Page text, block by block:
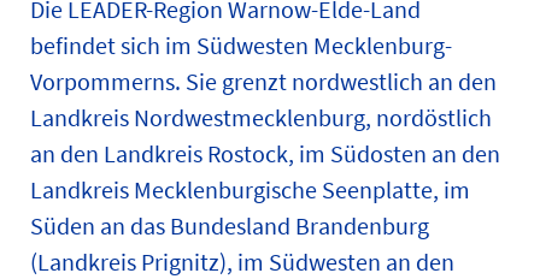
Die LEADER-Region Warnow-Elde-Land
befindet sich im Südwesten Mecklenburg-
Vorpommerns. Sie grenzt nordwestlich an den
Landkreis Nordwestmecklenburg, nordöstlich
an den Landkreis Rostock, im Südosten an den
Landkreis Mecklenburgische Seenplatte, im
Süden an das Bundesland Brandenburg
(Landkreis Prignitz), im Südwesten an den